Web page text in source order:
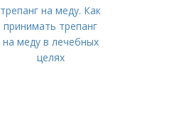
трепанг на меду. Как
принимать трепанг
на меду в лечебных
целях